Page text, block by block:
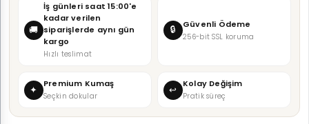
🚚
İş günleri saat 15:00'e
kadar verilen
siparişlerde aynı gün
kargo
Hızlı teslimat
🔒 Güvenli Ödeme
256-bit SSL koruma
✦ Premium Kumaş
Seçkin dokular ↩ Kolay Değişim
Pratik süreç